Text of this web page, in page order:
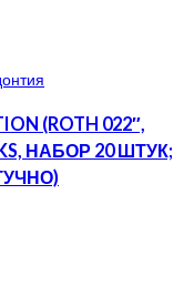
(ROTH 022″,
НАБОР 20 ШТУК;